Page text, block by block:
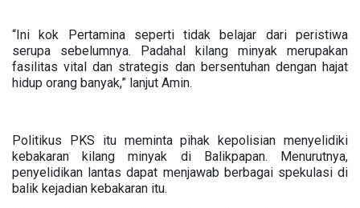
“Ini kok Pertamina seperti tidak belajar dari peristiwa
serupa sebelumnya. Padahal kilang minyak merupakan
fasilitas vital dan strategis dan bersentuhan dengan hajat
hidup orang banyak,” lanjut Amin.
Politikus PKS itu meminta pihak kepolisian menyelidiki
kebakaran kilang minyak di Balikpapan. Menurutnya,
penyelidikan lantas dapat menjawab berbagai spekulasi di
balik kejadian kebakaran itu.